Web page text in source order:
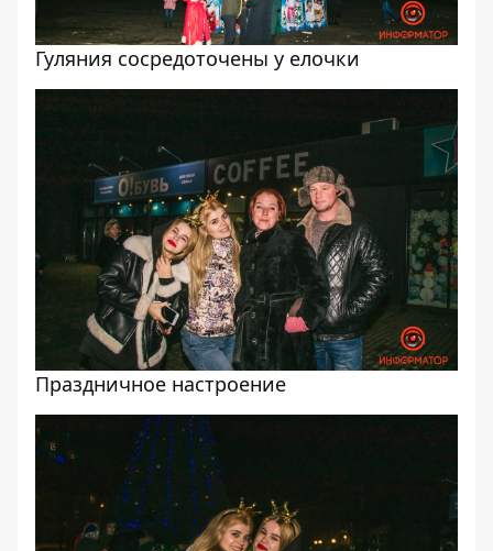
Гуляния сосредоточены у елочки
Праздничное настроение